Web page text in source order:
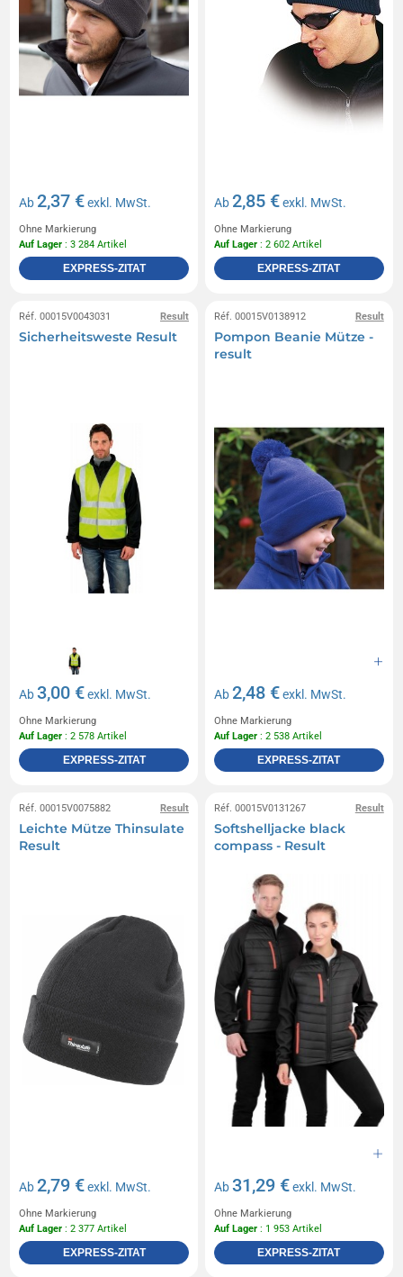
Ab2,37 €exkl. MwSt.
Ohne Markierung
Auf Lager : 3 284 Artikel
EXPRESS-ZITAT
Ab2,85 €exkl. MwSt.
Ohne Markierung
Auf Lager : 2 602 Artikel
EXPRESS-ZITAT
Result
Réf. 00015V0043031
Sicherheitsweste Result
Ab3,00 €exkl. MwSt.
Ohne Markierung
Auf Lager : 2 578 Artikel
EXPRESS-ZITAT
Result
Réf. 00015V0138912
Pompon Beanie Mütze -
result
Ab2,48 €exkl. MwSt.
Ohne Markierung
Auf Lager : 2 538 Artikel
EXPRESS-ZITAT
Result
Réf. 00015V0075882
Leichte Mütze Thinsulate
Result
Ab2,79 €exkl. MwSt.
Ohne Markierung
Auf Lager : 2 377 Artikel
EXPRESS-ZITAT
Result
Réf. 00015V0131267
Softshelljacke black
compass - Result
Ab31,29 €exkl. MwSt.
Ohne Markierung
Auf Lager : 1 953 Artikel
EXPRESS-ZITAT